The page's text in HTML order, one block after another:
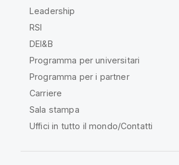
Leadership
RSI
DEI&B
Programma per universitari
Programma per i partner
Carriere
Sala stampa
Uffici in tutto il mondo/Contatti